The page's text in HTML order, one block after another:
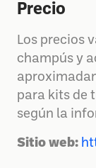
Precio
Los precios
champús y
para kits de
según la
Sitio web: